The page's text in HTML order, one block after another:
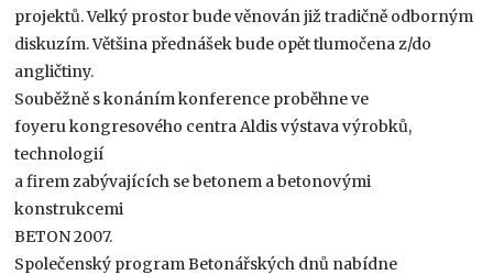
projektů. Velký prostor bude věnován již tradičně odborným
diskuzím. Většina přednášek bude opět tlumočena z/do
angličtiny.
Souběžně s konáním konference proběhne ve
foyeru kongresového centra Aldis výstava výrobků,
technologií
a firem zabývajících se betonem a betonovými
konstrukcemi
BETON 2007.
Společenský program Betonářských dnů nabídne